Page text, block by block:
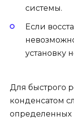
системы.
Если
установку
Для быстрого
конденсатом
определенных